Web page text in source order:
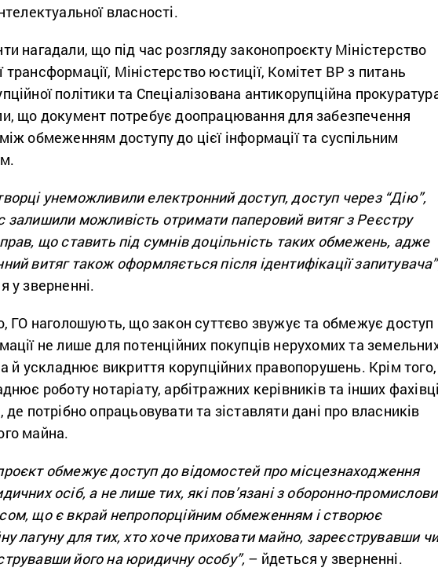
власності.
нагадали, що під час розгляду законопроєкту Міністерство
трансформації, Міністерство юстиції, Комітет ВР з питань
політики та Спеціалізована антикорупційна
що документ потребує доопрацювання для забезпечення
обмеженням доступу до цієї інформації та суспільним
унеможливили електронний доступ, доступ через “Дію”,
залишили можливість отримати паперовий витяг з Реєстру
що ставить під сумнів доцільність таких обмежень, адже
витяг також оформляється після ідентифікації
у зверненні.
ГО наголошують, що закон суттєво звужує та обмежує доступ
не лише для потенційних покупців нерухомих та
а й ускладнює викриття корупційних правопорушень. Крім того,
роботу нотаріату, арбітражних керівників та інших
де потрібно опрацьовувати та зіставляти дані про власників
майна.
обмежує доступ до відомостей про місцезнаходження
осіб, а не лише тих, які пов’язані з оборонно-
що є вкрай непропорційним обмеженням і створює
лагуну для тих, хто хоче приховати майно, зареєструвавши
його на юридичну особу”, – йдеться у зверненні.